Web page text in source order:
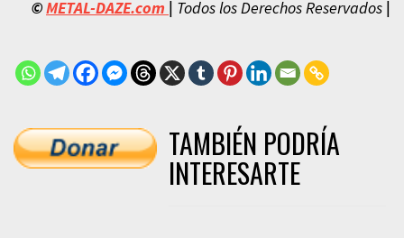
©METAL-DAZE.com | Todos los Derechos Reservados |
TAMBIÉN PODRÍA
INTERESARTE